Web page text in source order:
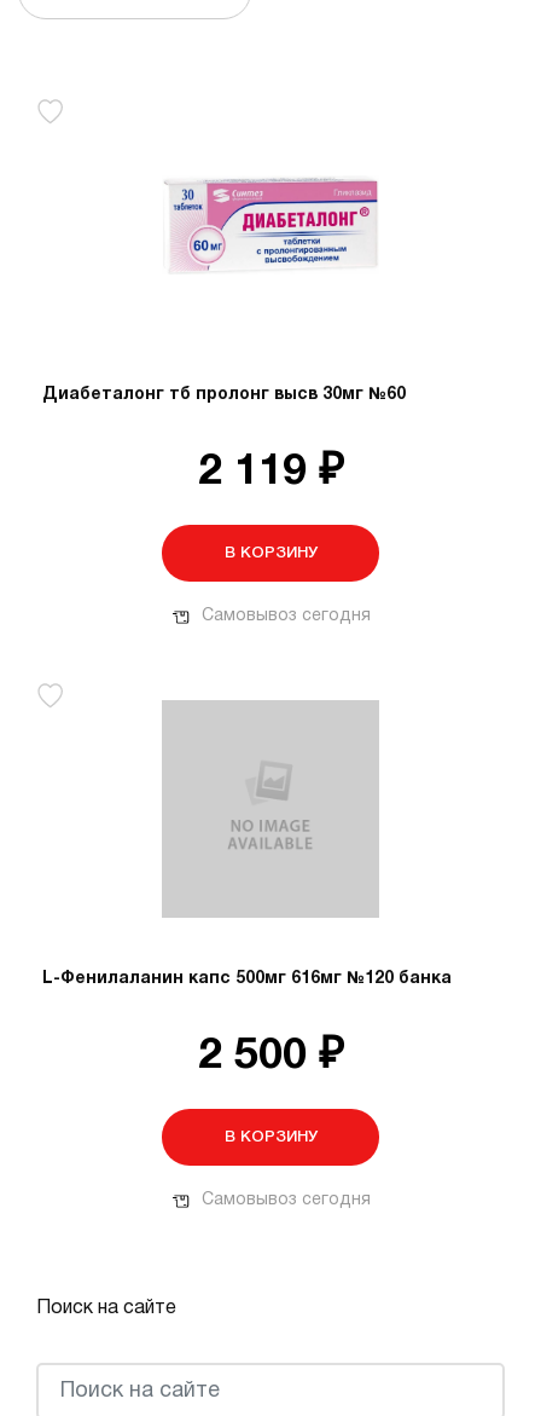
Диабеталонг тб пролонг высв 30мг №60
2 119 ₽
В КОРЗИНУ
Самовывоз сегодня
L-Фенилаланин капс 500мг 616мг №120 банка
2 500 ₽
В КОРЗИНУ
Самовывоз сегодня
Поиск на сайте